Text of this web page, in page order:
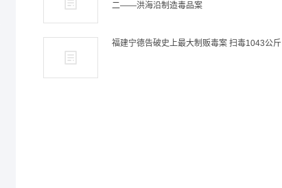
二——洪海沿制造毒品案
福建宁德告破史上最大制贩毒案 扫毒1043公斤